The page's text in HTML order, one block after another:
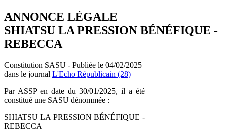
ANNONCE LÉGALE
SHIATSU LA PRESSION BÉNÉFIQUE -
REBECCA
Constitution SASU - Publiée le 04/02/2025
dans le journal L'Echo Républicain (28)
Par ASSP en date du 30/01/2025, il a été
constitué une SASU dénommée :
SHIATSU LA PRESSION BÉNÉFIQUE -
REBECCA